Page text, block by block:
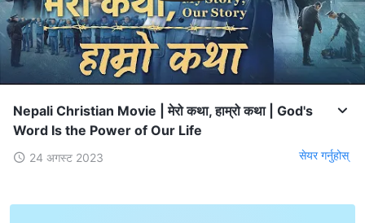
Nepali Christian Movie | मेरो कथा, हाम्रो कथा | God's
Word Is the Power of Our Life
24 अगस्ट 2023 सेयर गर्नुहोस्